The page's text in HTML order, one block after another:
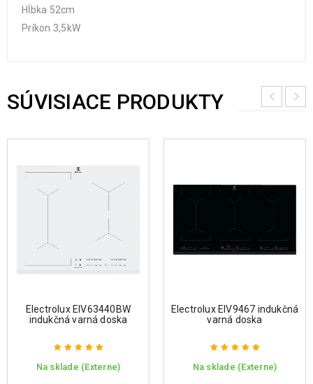
Hĺbka 52cm
Príkon 3,5kW
SÚVISIACE PRODUKTY
Electrolux EIV63440BW
indukčná varná doska
Hodnotenie
Na sklade (Externe)
Electrolux EIV9467 indukčná
varná doska
Hodnotenie
Na sklade (Externe)